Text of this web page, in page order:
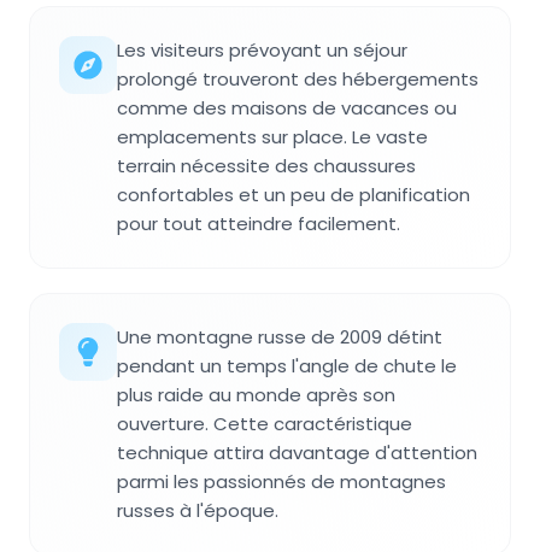
Les visiteurs prévoyant un séjour
prolongé trouveront des hébergements
comme des maisons de vacances ou
emplacements sur place. Le vaste
terrain nécessite des chaussures
confortables et un peu de planification
pour tout atteindre facilement.
Une montagne russe de 2009 détint
pendant un temps l'angle de chute le
plus raide au monde après son
ouverture. Cette caractéristique
technique attira davantage d'attention
parmi les passionnés de montagnes
russes à l'époque.